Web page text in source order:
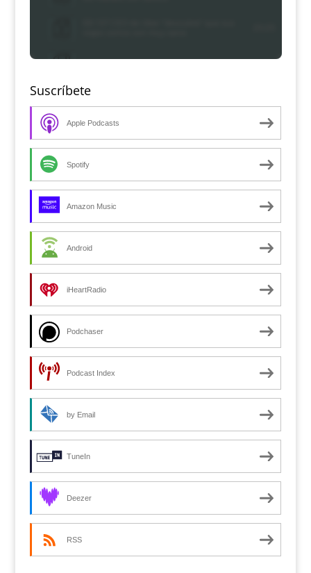
Suscríbete
Apple Podcasts
Spotify
Amazon Music
Android
iHeartRadio
Podchaser
Podcast Index
by Email
TuneIn
Deezer
RSS